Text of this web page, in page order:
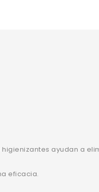
ayudan a
eficacia.